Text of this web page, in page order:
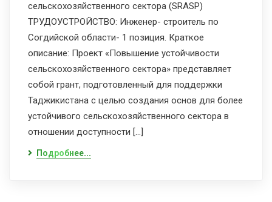
сельскохозяйственного сектора (SRASP)
ТРУДОУСТРОЙСТВО: Инженер- строитель по
Согдийской области- 1 позиция. Краткое
описание: Проект «Повышение устойчивости
сельскохозяйственного сектора» представляет
собой грант, подготовленный для поддержки
Таджикистана с целью создания основ для более
устойчивого сельскохозяйственного сектора в
отношении доступности […]
Подробнее...